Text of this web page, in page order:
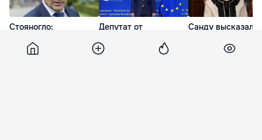
Стояногло:
начинается с
руководства - или не
Депутат от
Вершинин попал в
базу «Миротворца»
Санду
представителями